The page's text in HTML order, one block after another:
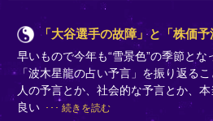
「大谷選手の故障」と「株価
早いもので今年も“雪景色”の季節と
「波木星龍の占い予言」を振り返る
人の予言とか、社会的な予言とか、
良い
続きを読む